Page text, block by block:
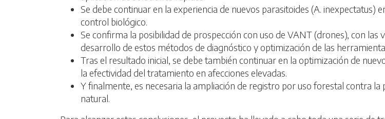
Se debe continuar en la experiencia de nuevos parasitoides (A.
control biológico.
Se confirma la posibilidad de prospección con uso de VANT (drones), con
desarrollo de estos métodos de diagnóstico y optimización de las
Tras el resultado inicial, se debe también continuar en la optimización de
la efectividad del tratamiento en afecciones elevadas.
Y finalmente, es necesaria la ampliación de registro por uso forestal contra
natural.